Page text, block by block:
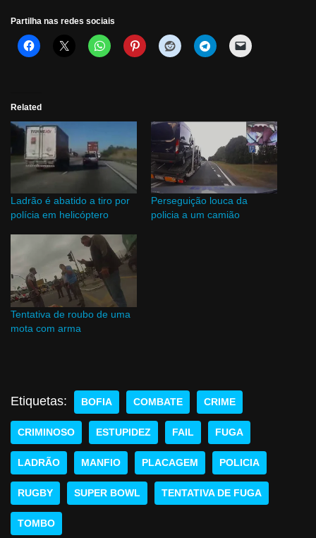
Partilha nas redes sociais
Related
Ladrão é abatido a tiro por
polícia em helicóptero
Perseguição louca da
policia a um camião
Tentativa de roubo de uma
mota com arma
Etiquetas: BOFIA COMBATE CRIME
CRIMINOSO ESTUPIDEZ FAIL FUGA
LADRÃO MANFIO PLACAGEM POLICIA
RUGBY SUPER BOWL TENTATIVA DE FUGA
TOMBO